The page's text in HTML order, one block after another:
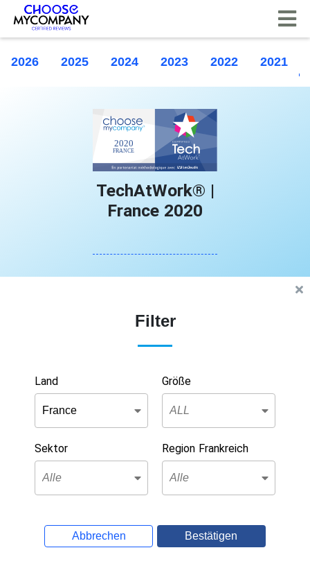
2026 2025 2024 2023 2022 2021
TechAtWork® |
France 2020
Filter
Land Größe
Sektor Region Frankreich
Abbrechen Bestätigen
Cookie-Einstellungen